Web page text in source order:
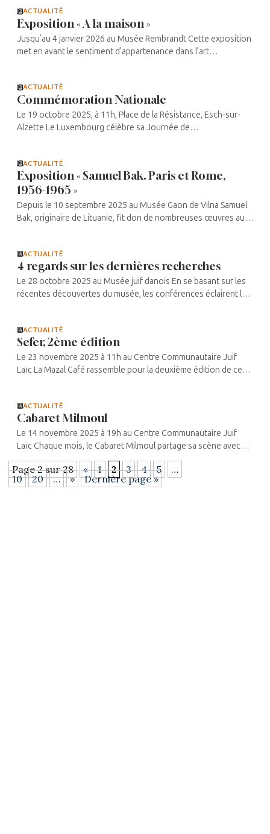
ACTUALITÉ
Exposition « A la maison »
Jusqu’au 4 janvier 2026 au Musée Rembrandt Cette exposition
met en avant le sentiment d’appartenance dans l’art
ACTUALITÉ
Commémoration Nationale
Le 19 octobre 2025, à 11h, Place de la Résistance, Esch-sur-
Alzette Le Luxembourg célèbre sa Journée de
ACTUALITÉ
Exposition « Samuel Bak. Paris et Rome,
1956-1965 »
Depuis le 10 septembre 2025 au Musée Gaon de Vilna Samuel
Bak, originaire de Lituanie, fit don de nombreuses œuvres au
ACTUALITÉ
4 regards sur les dernières recherches
Le 28 octobre 2025 au Musée juif danois En se basant sur les
récentes découvertes du musée, les conférences éclairent la
ACTUALITÉ
Sefer, 2ème édition
Le 23 novembre 2025 à 11h au Centre Communautaire Juif
Laïc La Mazal Café rassemble pour la deuxième édition de ce
ACTUALITÉ
Cabaret Milmoul
Le 14 novembre 2025 à 19h au Centre Communautaire Juif
Laïc Chaque mois, le Cabaret Milmoul partage sa scène avec
des artistes autour d’une re-découverte de l’hébreu. Dans un
esprit de créativité ...
Page 2 sur 28 « 1 2 3 4 5
…
10
20 … » Dernière page »